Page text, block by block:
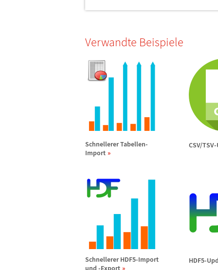
Verwandte Beispiele
Schnellerer Tabellen-
Import
CSV/
Schnellerer HDF5-Import
und -Export
HDF5-